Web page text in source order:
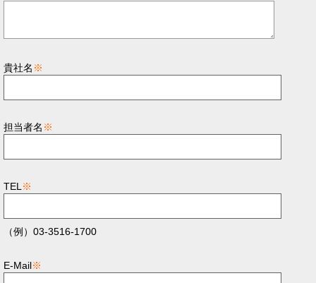
貴社名 ※
担当者名 ※
TEL ※
（例）03-3516-1700
E-Mail※